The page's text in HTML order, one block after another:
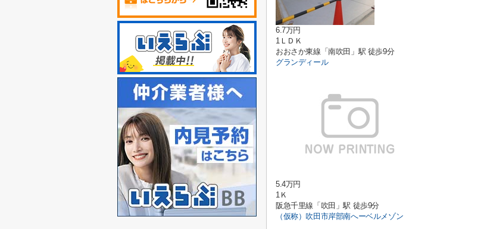
6.7万円
1ＬＤＫ
おおさか東線「南吹田」駅 徒歩9分
グランディール
5.4万円
1Ｋ
阪急千里線「吹田」駅 徒歩9分
（仮称）吹田市岸部南へーベルメゾン